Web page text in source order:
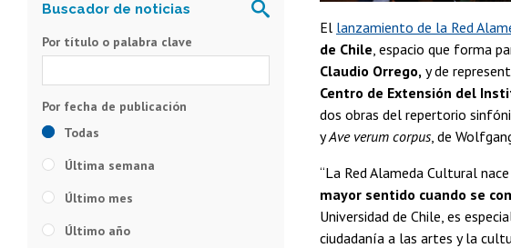
El lanzamiento de la Red
de Chile , espacio que forma
Claudio Orrego, y de
Centro de Extensión del
dos obras del repertorio
yAve verum corpus, de
“La Red Alameda Cultural
mayor sentido cuando se
Universidad de Chile, es
ciudadanía a las artes y la
Por título o palabra clave
Todas
Última semana
Último mes
Último año